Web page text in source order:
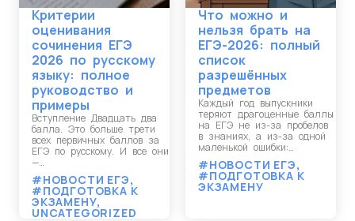
Критерии
оценивания
сочинения ЕГЭ
2026 по русскому
языку: полное
руководство и
примеры
Вступление Двадцать два
балла. Это больше трети
всех первичных баллов за
ЕГЭ по русскому. И все они
—…
#НОВОСТИ ЕГЭ,
#ПОДГОТОВКА К
ЭКЗАМЕНУ,
UNCATEGORIZED
Что можно и
нельзя брать на
ЕГЭ-2026: полный
список
разрешённых
предметов
Каждый год выпускники
теряют драгоценные баллы
на ЕГЭ не из-за пробелов
в знаниях, а из-за одной
маленькой ошибки:…
#НОВОСТИ ЕГЭ,
#ПОДГОТОВКА К
ЭКЗАМЕНУ